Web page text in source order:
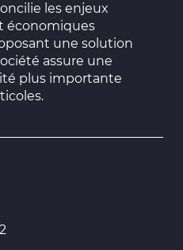
les enjeux
économiques
une solution
assure une
plus importante